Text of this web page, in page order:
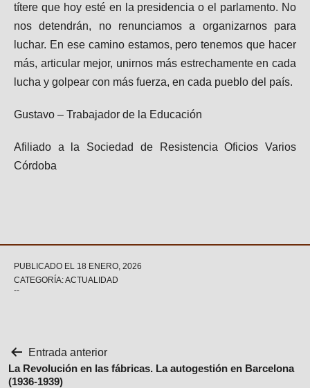
títere que hoy esté en la presidencia o el parlamento. No
nos detendrán, no renunciamos a organizarnos para
luchar. En ese camino estamos, pero tenemos que hacer
más, articular mejor, unirnos más estrechamente en cada
lucha y golpear con más fuerza, en cada pueblo del país.
Gustavo – Trabajador de la Educación
Afiliado a la Sociedad de Resistencia Oficios Varios
Córdoba
PUBLICADO EL 18 ENERO, 2026
CATEGORÍA: ACTUALIDAD
Navegación
Entrada anterior
La Revolución en las fábricas. La autogestión en Barcelona
(1936-1939)